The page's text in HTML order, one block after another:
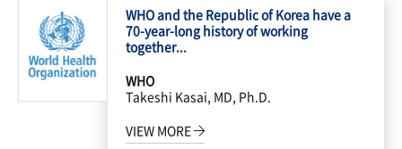
WHO and the Republic of Korea have a
70-year-long history of working
together...
WHO
Takeshi Kasai, MD, Ph.D.
VIEW MORE